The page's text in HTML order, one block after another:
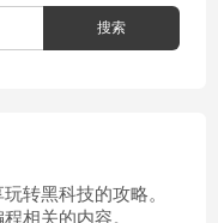
转黑科技的攻略。
相关的内容。